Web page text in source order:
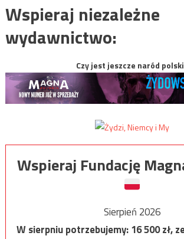
Wspieraj niezależne
wydawnictwo:
Czy jest jeszcze naród
Wspieraj Fundację
Sierpień 2026
W sierpniu potrzebujemy:16 500zł,